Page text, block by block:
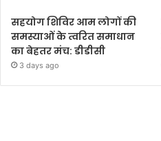
सहयोग शिविर आम लोगों की
समस्याओं के त्वरित समाधान
का बेहतर मंच: डीडीसी
3 days ago